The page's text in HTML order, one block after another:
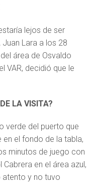
lejos de ser
Juan Lara a los 28
área de Osvaldo
VAR, decidió que le
LA VISITA?
verde del puerto que
el fondo de la tabla,
minutos de juego con
en el área azul,
atento y no tuvo